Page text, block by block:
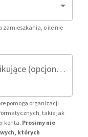
zamieszkania, o ile nie
Dodatkowe informacje identyfikujące (opcjonalnie)
pomogą organizacji
takie jak
konta. Prosimy nie
których